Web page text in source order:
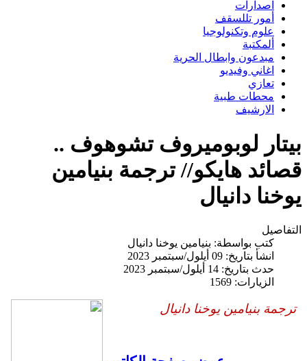
اصدارات
أمور تللسقف
علوم وتكنولوجيا
ألمكتبة
مبدعون وابطال الحرية
اغاني وفيديو
تعازي
محطات طبية
الارشيف
بيتار لوبوميروف تشوهوف ..
قصائد هايكو// ترجمة بنيامين
يوخنا دانيال
التفاصيل
كتب بواسطة: بنيامين يوخنا دانيال
انشأ بتاريخ: 09 أيلول/سبتمبر 2023
حدث بتاريخ: 14 أيلول/سبتمبر 2023
الزيارات: 1569
ترجمة بنيامين يوخنا دانيال